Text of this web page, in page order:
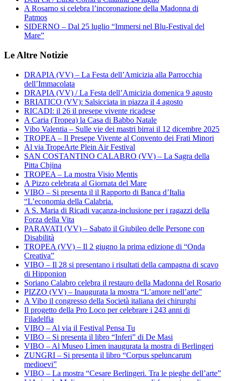
A Rosarno si celebra l’incoronazione della Madonna di
Patmos
SIDERNO – Dal 25 luglio “Immersi nel Blu-Festival del
Mare”
Le Altre Notizie
DRAPIA (VV) – La Festa dell’Amicizia alla Parrocchia
dell’Immacolata
DRAPIA (VV) / La Festa dell’Amicizia domenica 9 agosto
BRIATICO (VV): Salsicciata in piazza il 4 agosto
RICADI: il 26 il presepe vivente ricadese
A Caria (Tropea) la Casa di Babbo Natale
Vibo Valentia – Sulle vie dei mastri birrai il 12 dicembre 2025
TROPEA – Il Presepe Vivente al Convento dei Frati Minori
Al via TropeArte Plein Air Festival
SAN COSTANTINO CALABRO (VV) – La Sagra della
Pitta Chjina
TROPEA – La mostra Visio Mentis
A Pizzo celebrata al Giornata del Mare
VIBO – Si presenta il il Rapporto di Banca d’Italia
“L’economia della Calabria.
A S. Maria di Ricadi vacanza-inclusione per i ragazzi della
Forza della Vita
PARAVATI (VV) – Sabato il Giubileo delle Persone con
Disabilità
TROPEA (VV) – Il 2 giugno la prima edizione di “Onda
Creativa”
VIBO – Il 28 si presentano i risultati della campagna di scavo
di Hipponion
Soriano Calabro celebra il restauro della Madonna del Rosario
PIZZO (VV) – Inaugurata la mostra “L’amore nell’arte”
A Vibo il congresso della Società italiana dei chirurghi
Il progetto della Pro Loco per celebrare i 243 anni di
Filadelfia
VIBO – Al via il Festival Pensa Tu
VIBO – Si presenta il libro “Inferi” di De Masi
VIBO – Al Museo Lìmen inaugurata la mostra di Berlingeri
ZUNGRI – Si presenta il libro “Corpus speluncarum
medioevi”
VIBO – La mostra “Cesare Berlingeri. Tra le pieghe dell’arte”